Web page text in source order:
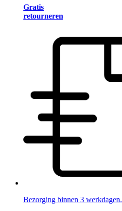
Gratis
retourneren
Bezorging binnen 3 werkdagen.